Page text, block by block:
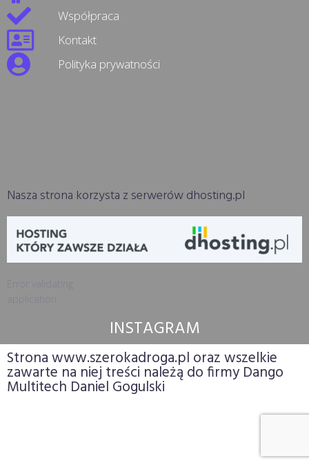
Współpraca
Kontakt
Polityka prywatności
Nasza strona korzysta z serwerów dhosting.pl
INSTAGRAM
Strona www.szerokadroga.pl oraz wszelkie
zawarte na niej treści należą do firmy Dango
Multitech Daniel Gogulski